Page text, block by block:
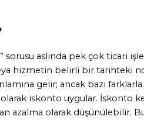
sorusu aslında pek çok ticari
hizmetin belirli bir tarihteki
gelir; ancak bazı
iskonto uygular. İskonto
azalma olarak düşünülebilir.